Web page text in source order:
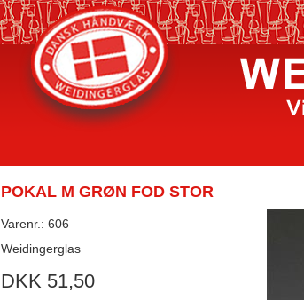
POKAL M GRØN FOD STOR
Varenr.: 606
Weidingerglas
DKK 51,50